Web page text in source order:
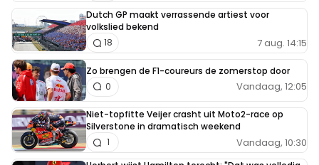
Dutch GP maakt verrassende artiest voor
volkslied bekend
7 aug. 14:15
18
Zo brengen de F1-coureurs de zomerstop door
Vandaag, 12:05
0
Niet-topfitte Veijer crasht uit Moto2-race op
Silverstone in dramatisch weekend
Vandaag, 10:30
1